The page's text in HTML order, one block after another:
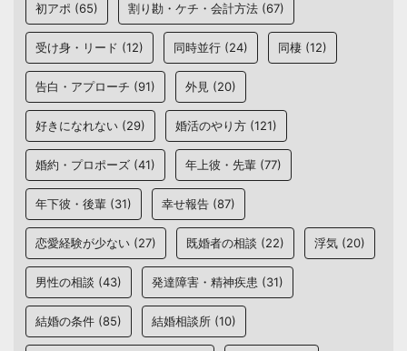
初アポ (65) 割り勘・ケチ・会計方法 (67)
受け身・リード (12) 同時並行 (24) 同棲 (12)
告白・アプローチ (91) 外見 (20)
好きになれない (29) 婚活のやり方 (121)
婚約・プロポーズ (41) 年上彼・先輩 (77)
年下彼・後輩 (31) 幸せ報告 (87)
恋愛経験が少ない (27) 既婚者の相談 (22) 浮気 (20)
男性の相談 (43) 発達障害・精神疾患 (31)
結婚の条件 (85) 結婚相談所 (10)